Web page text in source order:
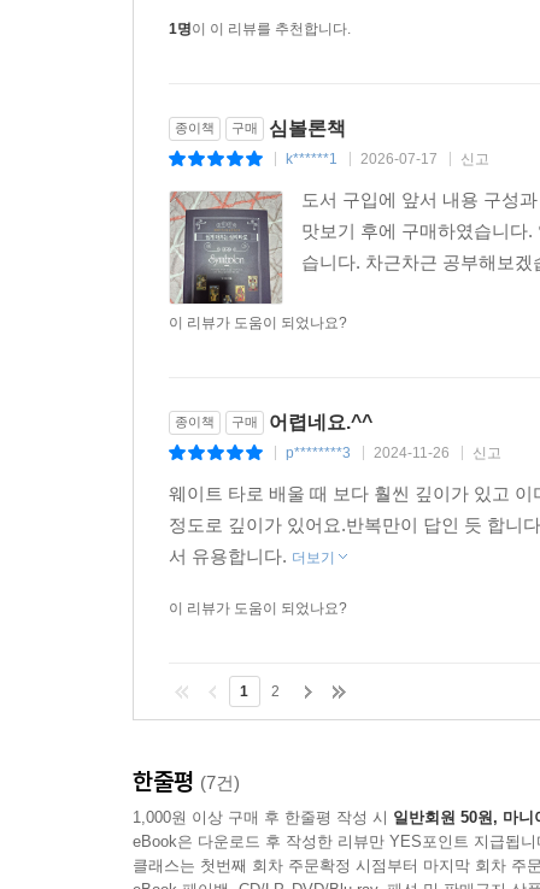
하는 많은 분이 이 실전 이론서를 통해서 내담자
1명이 이 리뷰를 추천합니다.
종이책 구매 심볼론책
k******1 2026-07-17 신고
도서 구입에 앞서 내용 구성
맛보기 후에 구매하였습니다
습니다. 차근차근 공부해보
이 리뷰가 도움이 되었나요?
종이책 구매 어렵네요.^^
p********3 2024-11-26 신고
웨이트 타로 배울 때 보다 훨씬 깊이가 있고
정도로 깊이가 있어요.반복만이 답인 듯 합니
서 유용합니다. 더보기
이 리뷰가 도움이 되었나요?
1 2
한줄평 (7건)
1,000원 이상 구매 후 한줄평 작성 시 일반회원 50원, 마니
eBook은 다운로드 후 작성한 리뷰만 YES포인트 지급됩니
클래스는 첫번째 회차 주문확정 시점부터 마지막 회차 주